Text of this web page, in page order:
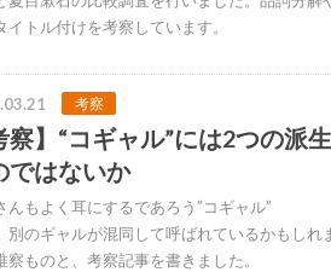
イトル付けを考察しています。
考察
察】“コギャル”には2つの派
ではないか
んもよく耳にするであろう”コギャル”
別のギャルが混同して呼ばれているかもしれ
察ものと、考察記事を書きました。